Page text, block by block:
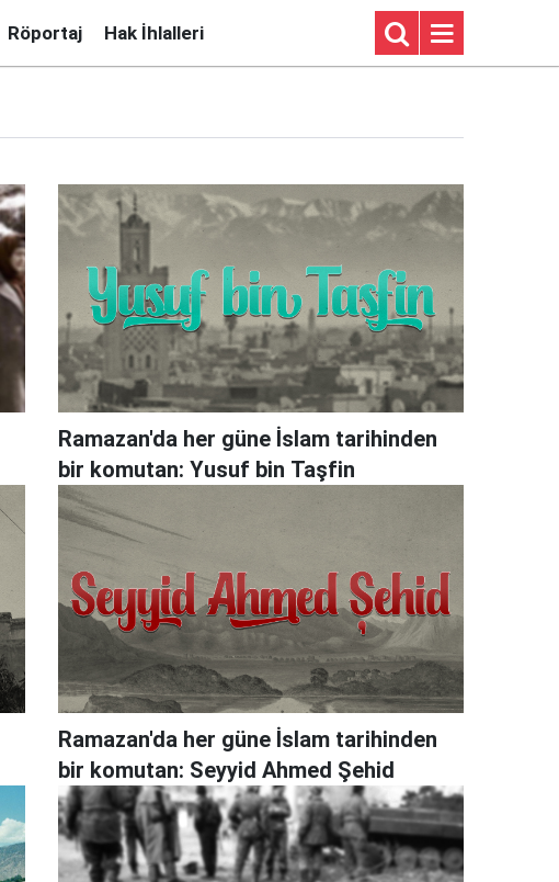
Röportaj Hak İhlalleri
Ramazan'da her güne İslam tarihinden
bir komutan: Yusuf bin Taşfin
Ramazan'da her güne İslam tarihinden
bir komutan: Seyyid Ahmed Şehid